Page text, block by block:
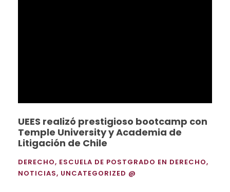
UEES realizó prestigioso bootcamp con
Temple University y Academia de
Litigación de Chile
DERECHO, ESCUELA DE POSTGRADO EN DERECHO,
NOTICIAS, UNCATEGORIZED @